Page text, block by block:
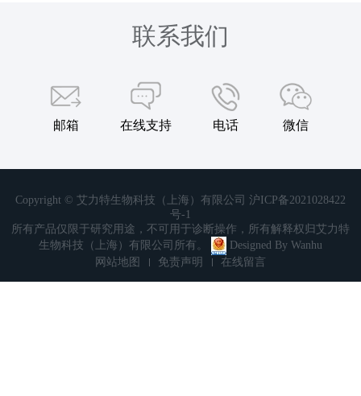
联系我们
邮箱 在线支持 电话 微信
Copyright © 艾力特生物科技（上海）有限公司 沪ICP备2021028422
号-1
所有产品仅限于研究用途，不可用于诊断操作，所有解释权归艾力特
生物科技（上海）有限公司所有。
Designed By Wanhu
网站地图
免责声明 在线留言